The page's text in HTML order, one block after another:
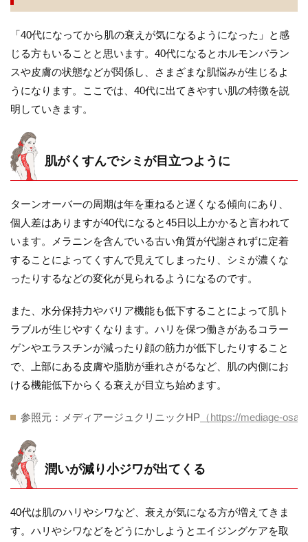
「40代になってから肌の衰えが気になるようになった」と感
じる方もいることと思います。40代になるとホルモンバラン
スや皮膚の状態などが関係し、さまざまな肌悩みが生じるよ
うになります。ここでは、40代に出てきやすい肌の特徴を説
明していきます。
肌がくすんでシミが目立つように
ターンオーバーの周期は年を重ねると遅くなる傾向にあり、
個人差はありますが40代になると45日以上かかると言われて
います。メラニンを含んでいる古い角質が代謝されずに定着
することによってくすんで見えてしまったり、シミが濃くな
ったりするなどの変化が見られるようになるのです。
また、水分保持力やバリア機能も低下することによって肌ト
ラブルが生じやすくなります。ハリを保つ働きがあるコラー
ゲンやエラスチンが減ったり顔の筋力が低下したりすること
で、上部にある皮膚や脂肪が垂れさがるなど、肌の内側にお
ける機能低下からくる衰えが目立ち始めます。
参照元：メディアージュクリニックHP （https://mediage-
潤いが減り小ジワが出てくる
40代は肌のハリやシワなど、衰えが気になる方が増えてきま
す。ハリやシワなどをどうにかしようとエイジングケアを取